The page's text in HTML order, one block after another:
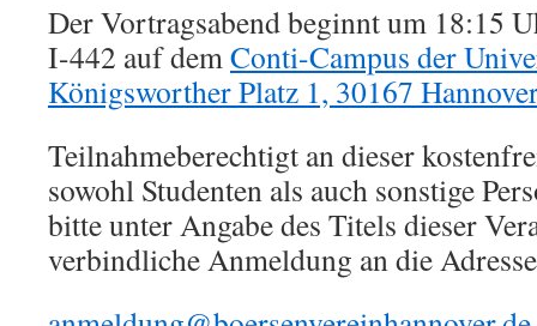
Der Vortragsabend beginnt um 18:15
I-442 auf demConti-Campus der
Königsworther Platz 1, 30167
Teilnahmeberechtigt an dieser
sowohl Studenten als auch sonstige
bitte unter Angabe des Titels dieser
verbindliche Anmeldung an die Adresse